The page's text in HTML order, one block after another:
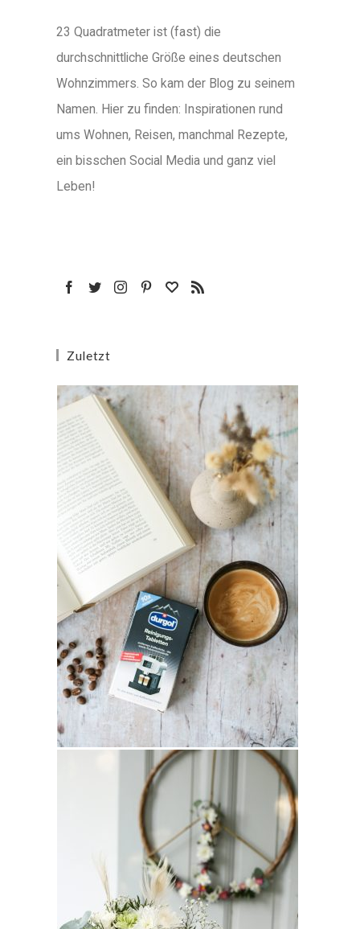
23 Quadratmeter ist (fast) die
durchschnittliche Größe eines deutschen
Wohnzimmers. So kam der Blog zu seinem
Namen. Hier zu finden: Inspirationen rund
ums Wohnen, Reisen, manchmal Rezepte,
ein bisschen Social Media und ganz viel
Leben!
Zuletzt